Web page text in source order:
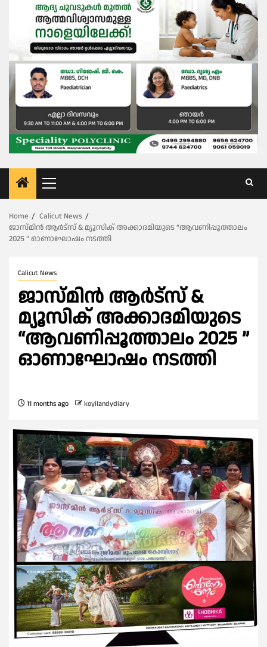
Primary
Menu
Home
Calicut News
ജാസ്മിൻ ആർട്സ് & മ്യൂസിക് അക്കാദമിയുടെ “ആവണിപ്പൂത്താലം
2025 ” ഓണാഘോഷം നടത്തി
Calicut News
ജാസ്മിൻ ആർട്സ് &
മ്യൂസിക് അക്കാദമിയുടെ
“ആവണിപ്പൂത്താലം 2025 ”
ഓണാഘോഷം നടത്തി
11 months ago koyilandydiary